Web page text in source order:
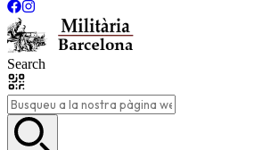
Search